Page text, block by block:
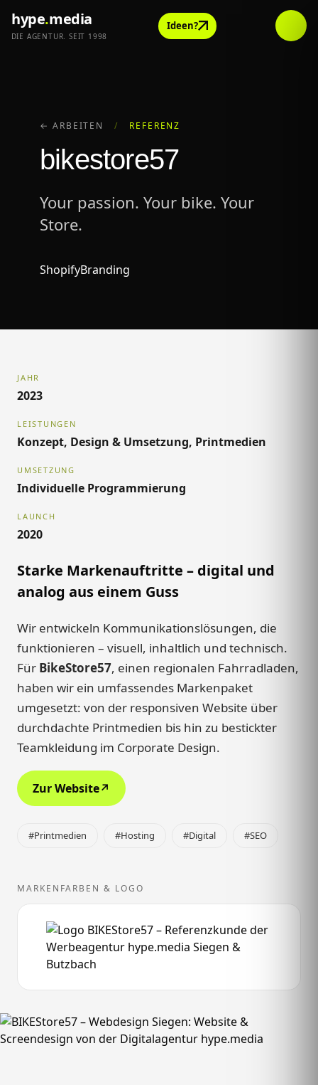
hype.media
DIE AGENTUR. SEIT 1998
Ideen?
← ARBEITEN / REFERENZ
bikestore57
Your passion. Your bike. Your
Store.
ShopifyBranding
JAHR
2023
LEISTUNGEN
Konzept, Design & Umsetzung, Printmedien
UMSETZUNG
Individuelle Programmierung
LAUNCH
2020
Starke Markenauftritte – digital und
analog aus einem Guss
Wir entwickeln Kommunikationslösungen, die
funktionieren – visuell, inhaltlich und technisch.
Für BikeStore57, einen regionalen Fahrradladen,
haben wir ein umfassendes Markenpaket
umgesetzt: von der responsiven Website über
durchdachte Printmedien bis hin zu bestickter
Teamkleidung im Corporate Design.
Zur Website↗
#Printmedien #Hosting #Digital #SEO
MARKENFARBEN & LOGO